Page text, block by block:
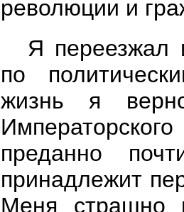
революции и
Я переезжал
по
жизнь я
преданно
принадлежит
Меня страшно